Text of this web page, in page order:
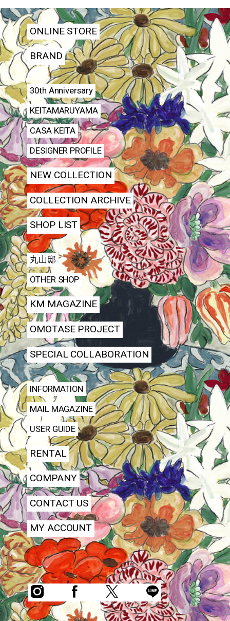
ONLINE STORE
BRAND
30th Anniversary
KEITAMARUYAMA
CASA KEITA
DESIGNER PROFILE
NEW COLLECTION
COLLECTION ARCHIVE
SHOP LIST
丸山邸
OTHER SHOP
KM MAGAZINE
OMOTASE PROJECT
SPECIAL COLLABORATION
INFORMATION
MAIL MAGAZINE
USER GUIDE
RENTAL
COMPANY
CONTACT US
MY ACCOUNT